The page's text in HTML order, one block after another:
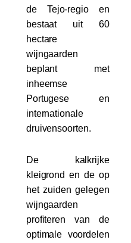
de Tejo-regio en
bestaat uit 60
hectare
wijngaarden
beplant met
inheemse
Portugese en
internationale
druivensoorten.
De kalkrijke
kleigrond en de op
het zuiden gelegen
wijngaarden
profiteren van de
optimale voordelen